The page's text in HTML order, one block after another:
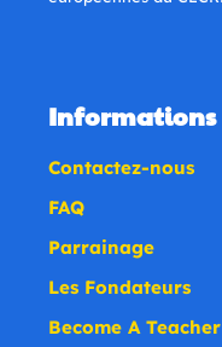
Informations
Contactez-nous
FAQ
Parrainage
Les Fondateurs
Become A Teacher